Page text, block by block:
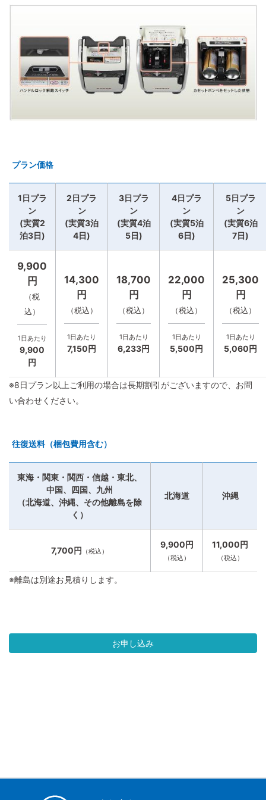
プラン価格
1日プラ
ン
(実質2
泊3日)
2日プラ
ン
(実質3泊
4日)
3日プラ
ン
(実質4泊
5日)
4日プラ
ン
(実質5泊
6日)
5日プラ
ン
(実質6泊
7日)
9,900
円
（税
込）
1日あたり
9,900
円
14,300
円
（税込）
1日あたり
7,150円
18,700
円
（税込）
1日あたり
6,233円
22,000
円
（税込）
1日あたり
5,500円
25,300
円
（税込）
1日あたり
5,060円
※8日プラン以上ご利用の場合は長期割引がございますので、お問
い合わせください。
往復送料（梱包費用含む）
東海・関東・関西・信越・東北、
中国、四国、九州
（北海道、沖縄、その他離島を除
く）
北海道 沖縄
7,700円 （税込）
9,900円
（税込）
11,000円
（税込）
※離島は別途お見積りします。
お申し込み